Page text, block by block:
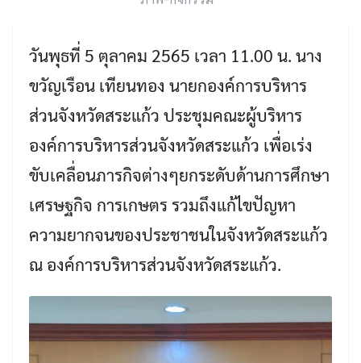
วันพุธที่ 5 ตุลาคม 2565 เวลา 11.00 น. นาง
ขวัญเรือน เทียนทอง นายกองค์การบริหาร
ส่วนจังหวัดสระแก้ว ประชุมคณะผู้บริหาร
องค์การบริหารส่วนจังหวัดสระแก้ว เพื่อเร่ง
ขับเคลื่อนภารกิจต่างๆยกระดับด้านการศึกษา
เศรษฐกิจ การเกษตร รวมถึงแก้ไขปัญหา
ความยากจนของประชาชนในจังหวัดสระแก้ว
ณ องค์การบริหารส่วนจังหวัดสระแก้ว.